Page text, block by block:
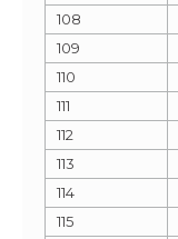
108
109
110
111
112
113
114
115